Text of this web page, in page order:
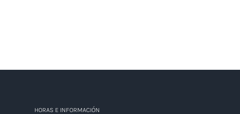
HORAS E INFORMACIÓN